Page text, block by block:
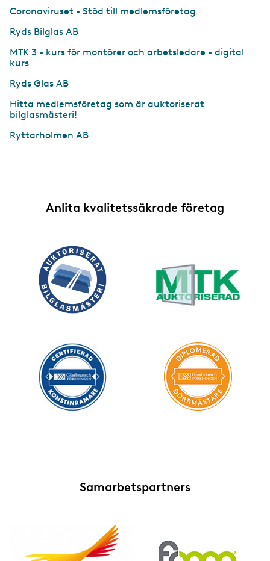
Coronaviruset - Stöd till medlemsföretag
Ryds Bilglas AB
MTK 3 - kurs för montörer och arbetsledare - digital
kurs
Ryds Glas AB
Hitta medlemsföretag som är auktoriserat
bilglasmästeri!
Ryttarholmen AB
Anlita kvalitetssäkrade företag
Samarbetspartners